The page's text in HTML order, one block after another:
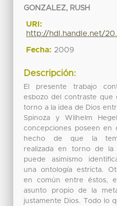
GONZALEZ, RUSH
URI:
http://hdl.handle.net/
Fecha: 2009
Descripción:
El presente trabajo
esbozo del contraste que
torno a la idea de Dios
Spinoza y Wilhelm
concepciones poseen en
hecho de que la
realizada en torno de la
puede asimismo
una ontología estricta.
en común entre éstos,
asunto propio de la
justamente Dios. Todo lo